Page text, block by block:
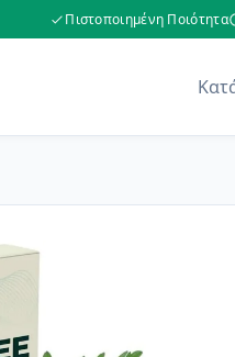
Πιστοποιημένη Ποιότητα